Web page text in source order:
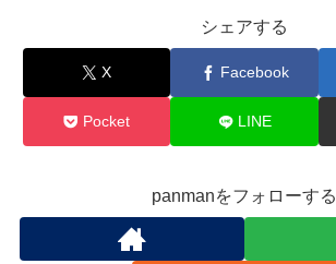
シェアする
X Facebook
Pocket LINE
panmanをフォローする